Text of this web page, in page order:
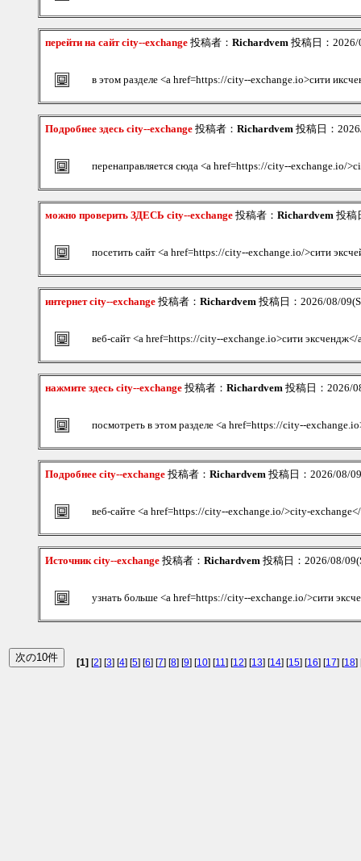
перейти на сайт city--exchange 投稿者： Richardvem 投稿日：
в этом разделе <a href=https://city--exchange.io>сити
Подробнее здесь city--exchange 投稿者： Richardvem 投稿日：
перенаправляется сюда <a href=https://city--exchange.io/
можно проверить ЗДЕСЬ city--exchange 投稿者： Richardvem 投稿
посетить сайт <a href=https://city--exchange.io/>сити
интернет city--exchange 投稿者： Richardvem 投稿日：2026/08/
веб-сайт <a href=https://city--exchange.io>сити эксчендж</
нажмите здесь city--exchange 投稿者： Richardvem 投稿日：2026/
посмотреть в этом разделе <a href=https://city--
Подробнее city--exchange 投稿者： Richardvem 投稿日：2026/08/
веб-сайте <a href=https://city--exchange.io/>city-
Источник city--exchange 投稿者： Richardvem 投稿日：2026/08/
узнать больше <a href=https://city--exchange.io/>сити
[1] [2] [3] [4] [5] [6] [7] [8] [9] [10] [11] [12] [13] [14] [15] [16] [17] [18]